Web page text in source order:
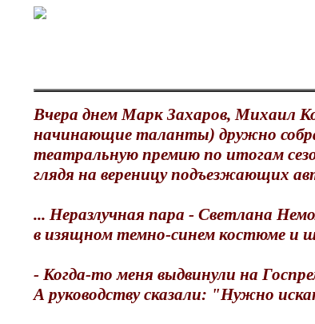
Вчера днем Марк Захаров, Михаил
начинающие таланты) дружно
театральную премию по итогам
глядя на вереницу подъезжающих
... Неразлучная пара - Светлана
в изящном темно-синем костюме и
- Когда-то меня выдвинули на
А руководству сказали: "Нужно